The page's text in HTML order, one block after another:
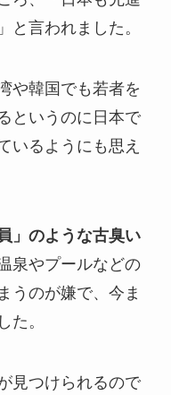
と言われました。
や韓国でも若者を
というのに日本で
いるようにも思え
」のような古臭い
泉やプールなどの
うのが嫌で、今ま
た。
見つけられるので